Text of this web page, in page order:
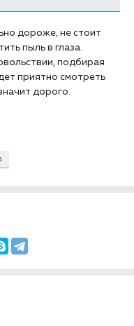
дороже, не стоит
пыль в глаза.
подбирая
приятно смотреть
дорого.